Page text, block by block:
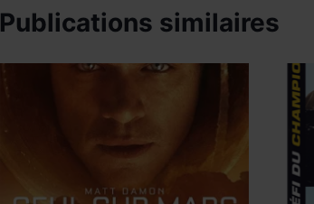
Publications similaires